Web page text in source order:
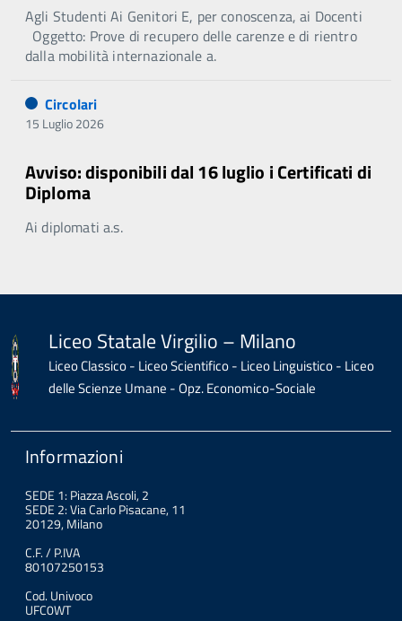
Agli Studenti Ai Genitori E, per conoscenza, ai Docenti
Oggetto: Prove di recupero delle carenze e di rientro
dalla mobilità internazionale a.
Circolari
15 Luglio 2026
Avviso: disponibili dal 16 luglio i Certificati di
Diploma
Ai diplomati a.s.
Liceo Statale Virgilio – Milano
Liceo Classico - Liceo Scientifico - Liceo Linguistico - Liceo
delle Scienze Umane - Opz. Economico-Sociale
Informazioni
SEDE 1: Piazza Ascoli, 2
SEDE 2: Via Carlo Pisacane, 11
20129, Milano
C.F. / P.IVA
80107250153
Cod. Univoco
UFC0WT